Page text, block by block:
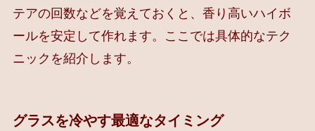
テアの回数などを覚えておくと、香り高いハイボ
ールを安定して作れます。ここでは具体的なテク
ニックを紹介します。
グラスを冷やす最適なタイミング